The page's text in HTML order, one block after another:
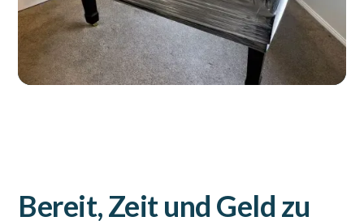
Bereit, Zeit und Geld zu